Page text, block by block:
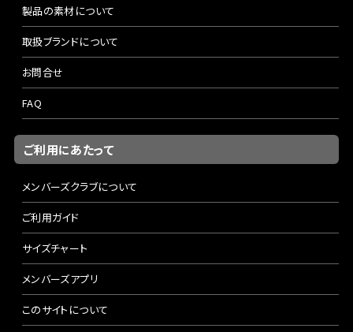
製品の素材について
取扱ブランドについて
お問合せ
FAQ
ご利用にあたって
メンバーズクラブについて
ご利用ガイド
サイズチャート
メンバーズアプリ
このサイトについて